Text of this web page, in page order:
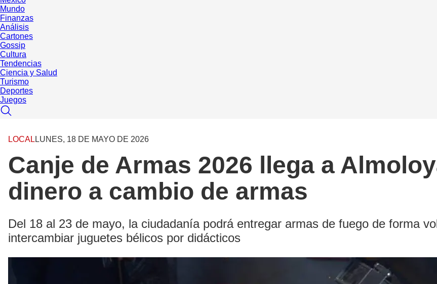
Mundo
Finanzas
Análisis
Cartones
Gossip
Cultura
Tendencias
Ciencia y Salud
Turismo
Deportes
Juegos
LOCAL LUNES, 18 DE MAYO DE 2026
Canje de Armas 2026 llega a
dinero a cambio de armas
Del 18 al 23 de mayo, la ciudadanía podrá entregar armas de fuego de forma
intercambiar juguetes bélicos por didácticos